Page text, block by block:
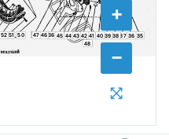
+
−
35
36
36 37
38
39
40
41
42
43
44
45
46
47
48
50
51
52